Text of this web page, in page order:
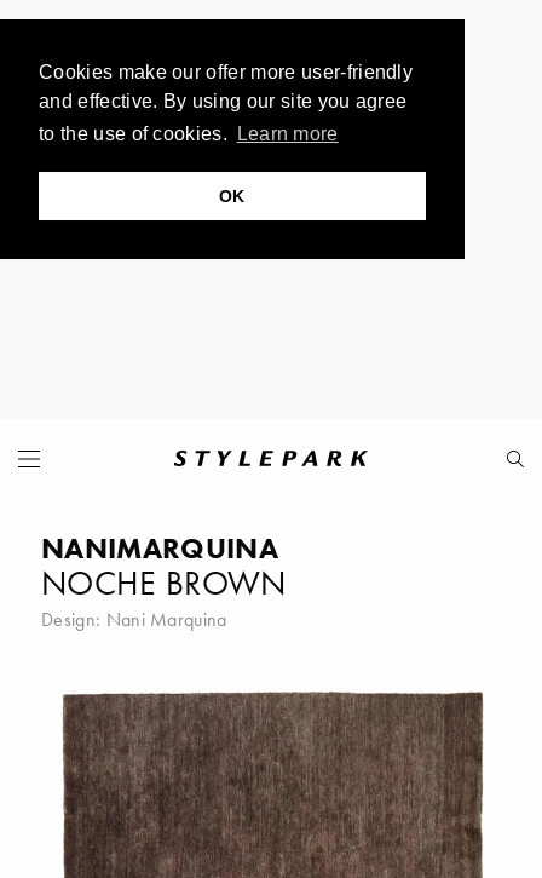
Cookies make our offer more user-friendly
and effective. By using our site you agree
to the use of cookies.
Learn more
OK
NANIMARQUINA
NOCHE BROWN
Design: Nani Marquina